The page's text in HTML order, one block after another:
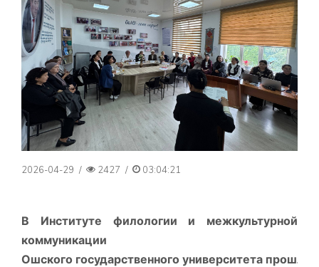
2026-04-29 / 2427 / 03:04:21
В Институте филологии и межкультурной
коммуникации
Ошского государственного университета прошла